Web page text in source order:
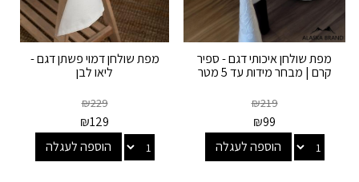
מפת שולחן איכותי דגם - ספיר
קרם | מבחר מידות עד 5 מטר
₪219
₪99
הוספה לעגלה
מפת שולחן דמוי פשתן דגם -
ליאו לבן
₪229
₪129
הוספה לעגלה